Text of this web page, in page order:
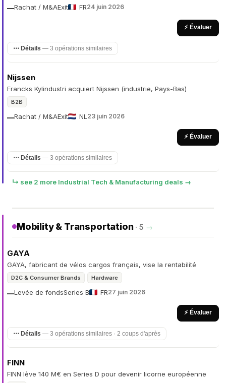
Rachat / M&A
— Exit FR24 juin 2026
⚡ Évaluer
⋯ Détails — 3 opérations similaires
Nijssen
Francks Kylindustri acquiert Nijssen (industrie, Pays-Bas)
B2B
Rachat / M&A
— Exit NL 23 juin 2026
⚡ Évaluer
⋯ Détails — 3 opérations similaires
↳ see 2 more Industrial Tech & Manufacturing deals →
Mobility & Transportation · 5 →
GAYA
GAYA, fabricant de vélos cargos français, vise la rentabilité
D2C & Consumer Brands Hardware
Levée de fonds
— Series B FR27 juin 2026
⚡ Évaluer
⋯ Détails — 3 opérations similaires · 2 coups d'après
FINN
FINN lève 140 M€ en Series D pour devenir licorne européenne